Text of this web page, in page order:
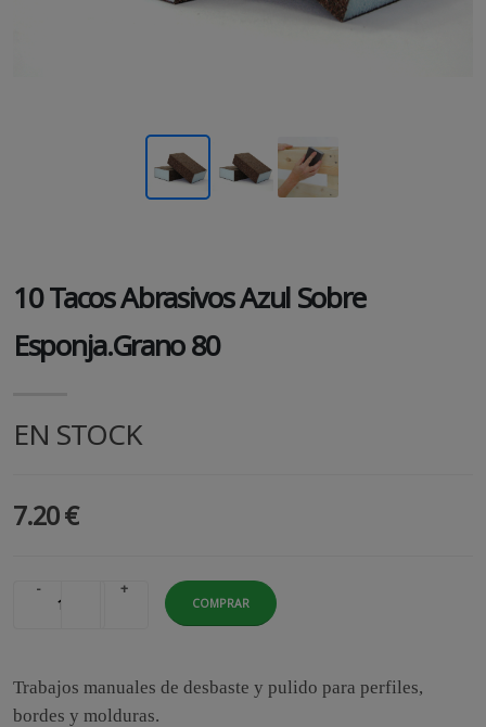
10 Tacos Abrasivos Azul Sobre
Esponja.grano 80
EN STOCK
7.20 €
- +
COMPRAR
Trabajos manuales de desbaste y pulido para perfiles,
bordes y molduras.